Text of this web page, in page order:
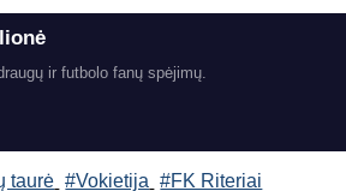
ir futbolo fanų spėjimų.
taurė #Vokietija #FK Riteriai